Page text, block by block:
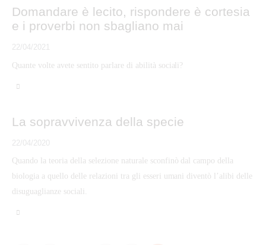
Domandare è lecito, rispondere è cortesia
e i proverbi non sbagliano mai
22/04/2021
Quante volte avete sentito parlare di abilità sociali?
La sopravvivenza della specie
22/04/2020
Quando la teoria della selezione naturale sconfinò dal campo della
biologia a quello delle relazioni tra gli esseri umani diventò l’alibi delle
disuguaglianze sociali.